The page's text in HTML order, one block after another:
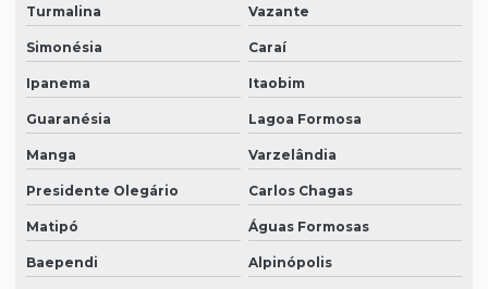
Turmalina Vazante
Simonésia Caraí
Ipanema Itaobim
Guaranésia Lagoa Formosa
Manga Varzelândia
Presidente Olegário Carlos Chagas
Matipó Águas Formosas
Baependi Alpinópolis